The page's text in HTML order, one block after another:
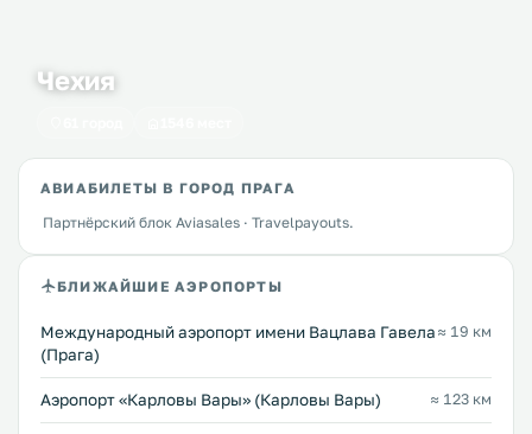
Чехия
АВИАБИЛЕТЫ В ГОРОД ПРАГА
Партнёрский блок Aviasales · Travelpayouts.
БЛИЖАЙШИЕ АЭРОПОРТЫ
Международный аэропорт имени Вацлава Гавела
(Прага)
≈ 19 км
Аэропорт «Карловы Вары» (Карловы Вары) ≈ 123 км